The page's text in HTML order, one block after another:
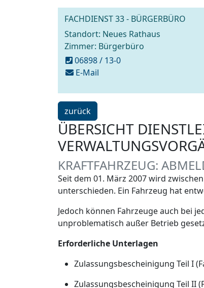
FACHDIENST 33 - BÜRGERBÜRO
Standort: Neues Rathaus
Zimmer: Bürgerbüro
06898 / 13-0
E-Mailschreiben
ein
Schritt
zurück
ÜBERSICHT
KRAFTFAHRZEUG:
Seit dem 01. März 2007 wird
unterschieden. Ein Fahrzeug hat
Jedoch können Fahrzeuge auch bei
unproblematisch außer Betrieb
Erforderliche Unterlagen
Zulassungsbescheinigung Teil I
Zulassungsbescheinigung Teil II